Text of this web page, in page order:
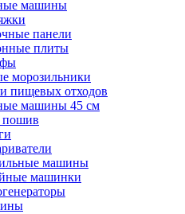
машины
панели
плиты
морозильники
пищевых отходов
машины 45 см
пошив
машины
машинки